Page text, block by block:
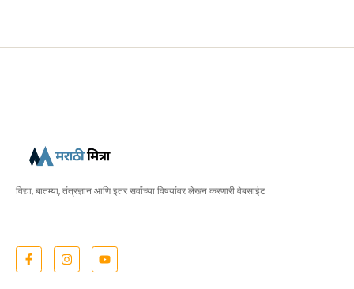
विद्या, बातम्या, तंत्रज्ञान आणि इतर सर्वांच्या विषयांवर लेखन करणारी वेबसाईट